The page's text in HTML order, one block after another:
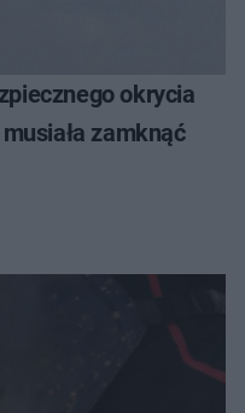
okrycia
zamknąć